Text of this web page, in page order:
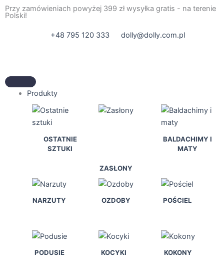
Przejdź
do
Przy zamówieniach powyżej 399 zł wysyłka gratis - na terenie
Polski!
+48 795 120 333 dolly@dolly.com.pl
Produkty
OSTATNIE
SZTUKI
ZASŁONY
BALDACHIMY I
MATY
NARZUTY OZDOBY POŚCIEL
PODUSIE KOCYKI KOKONY